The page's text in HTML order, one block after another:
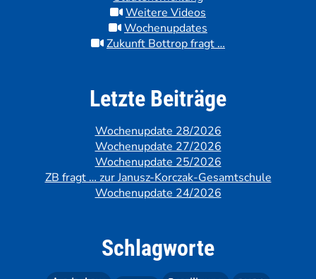
Weitere Videos
Wochenupdates
Zukunft Bottrop fragt …
Letzte Beiträge
Wochenupdate 28/2026
Wochenupdate 27/2026
Wochenupdate 25/2026
ZB fragt … zur Janusz-Korczak-Gesamtschule
Wochenupdate 24/2026
Schlagworte